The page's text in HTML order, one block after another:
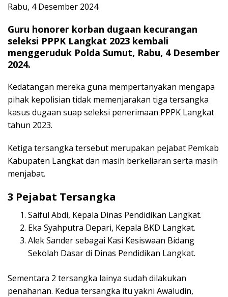
Rabu, 4 Desember 2024
Guru honorer korban dugaan kecurangan
seleksi PPPK Langkat 2023 kembali
menggeruduk Polda Sumut, Rabu, 4 Desember
2024.
Kedatangan mereka guna mempertanyakan mengapa
pihak kepolisian tidak memenjarakan tiga tersangka
kasus dugaan suap seleksi penerimaan PPPK Langkat
tahun 2023.
Ketiga tersangka tersebut merupakan pejabat Pemkab
Kabupaten Langkat dan masih berkeliaran serta masih
menjabat.
3 Pejabat Tersangka
Saiful Abdi, Kepala Dinas Pendidikan Langkat.
Eka Syahputra Depari, Kepala BKD Langkat.
Alek Sander sebagai Kasi Kesiswaan Bidang
Sekolah Dasar di Dinas Pendidikan Langkat.
Sementara 2 tersangka lainya sudah dilakukan
penahanan. Kedua tersangka itu yakni Awaludin,